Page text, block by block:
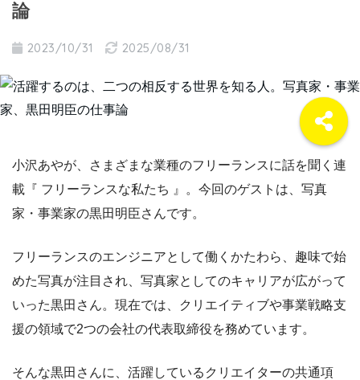
論
2023/10/31 2025/08/31
小沢あやが、さまざまな業種のフリーランスに話を聞く連
載『 フリーランスな私たち 』。今回のゲストは、写真
家・事業家の黒田明臣さんです。
フリーランスのエンジニアとして働くかたわら、趣味で始
めた写真が注目され、写真家としてのキャリアが広がって
いった黒田さん。現在では、クリエイティブや事業戦略支
援の領域で2つの会社の代表取締役を務めています。
そんな黒田さんに、活躍しているクリエイターの共通項